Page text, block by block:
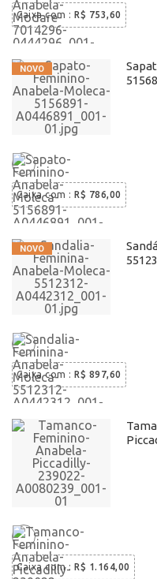
Caixa com : R$ 753,60
Caixa com : R$ 786,00
Caixa com : R$ 897,60
Caixa com : R$ 1.164,00